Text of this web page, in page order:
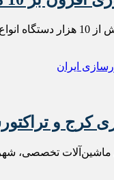
مدیرعامل گروه صنعتی
کرج و
تخصصی،